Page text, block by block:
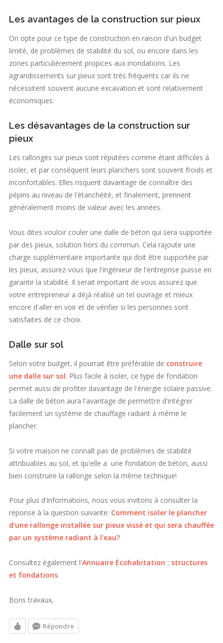
Les avantages de la construction sur pieux
On opte pour ce type de construction en raison d'un budget
limité, de problèmes de stabilité du sol, ou encore dans les
zones particulièrement propices aux inondations. Les
agrandissements sur pieux sont très fréquents car ils ne
nécessitent souvent aucune excavation et sont relativement
économiques.
Les désavantages de la construction sur
pieux
Les rallonges sur pieux sont réputées comme étant difficiles à
isoler, et par conséquent leurs planchers sont souvent froids et
inconfortables. Elles risquent davantage de connaître des
pépins au niveau de l'étanchéité, et finalement, prennent
généralement moins de valeur avec les années.
Vous dites vouloir couler une dalle de béton qui sera supportée
par des pieux, solution hors du commun. Cela rajoute une
charge supplémentaire importante qui doit être supportée par
les pieux, assurez-vous que l'ingénieur de l'entreprise puisse en
garantir la stabilité. Il serait important de vous assurez que
votre entrepreneur a déjà réalisé un tel ouvrage et mieux
encore d'aller en voir et de vérifier si les personnes sont
satisfaites de ce choix.
Dalle sur sol
Selon votre budget, il pourrait être préférable de construire
une dalle sur sol. Plus facile à isoler, ce type de fondation
permet aussi de profiter davantage de l'énergie solaire passive.
La dalle de béton aura l'avantage de permettre d'intégrer
facilement un système de chauffage radiant à même le
plancher.
Si votre maison ne connaît pas de problèmes de stabilité
attribuables au sol, et qu'elle a une fondation de béton, aussi
bien construire la rallonge selon la même technique!
Pour plus d'informations, nous vous invitons à consulter la
réponse à la question suivante: Comment isoler le plancher
d'une rallonge installée sur pieux vissé et qui sera chauffée
par un système radiant à l'eau?
Consultez également l'Annuaire Écohabitation : structures
et fondations.
Bons travaux,
Répondre